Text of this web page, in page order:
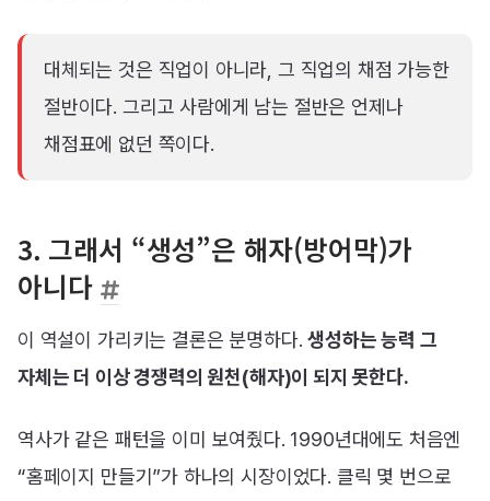
대체되는 것은 직업이 아니라, 그 직업의 채점 가능한
절반이다. 그리고 사람에게 남는 절반은 언제나
채점표에 없던 쪽이다.
3. 그래서 “생성”은 해자(방어막)가
아니다
이 역설이 가리키는 결론은 분명하다.생성하는 능력 그
자체는 더 이상 경쟁력의 원천(해자)이 되지 못한다.
역사가 같은 패턴을 이미 보여줬다. 1990년대에도 처음엔
“홈페이지 만들기”가 하나의 시장이었다. 클릭 몇 번으로